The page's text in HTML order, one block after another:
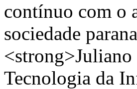
contínuo com o
sociedade
Tecnologia da